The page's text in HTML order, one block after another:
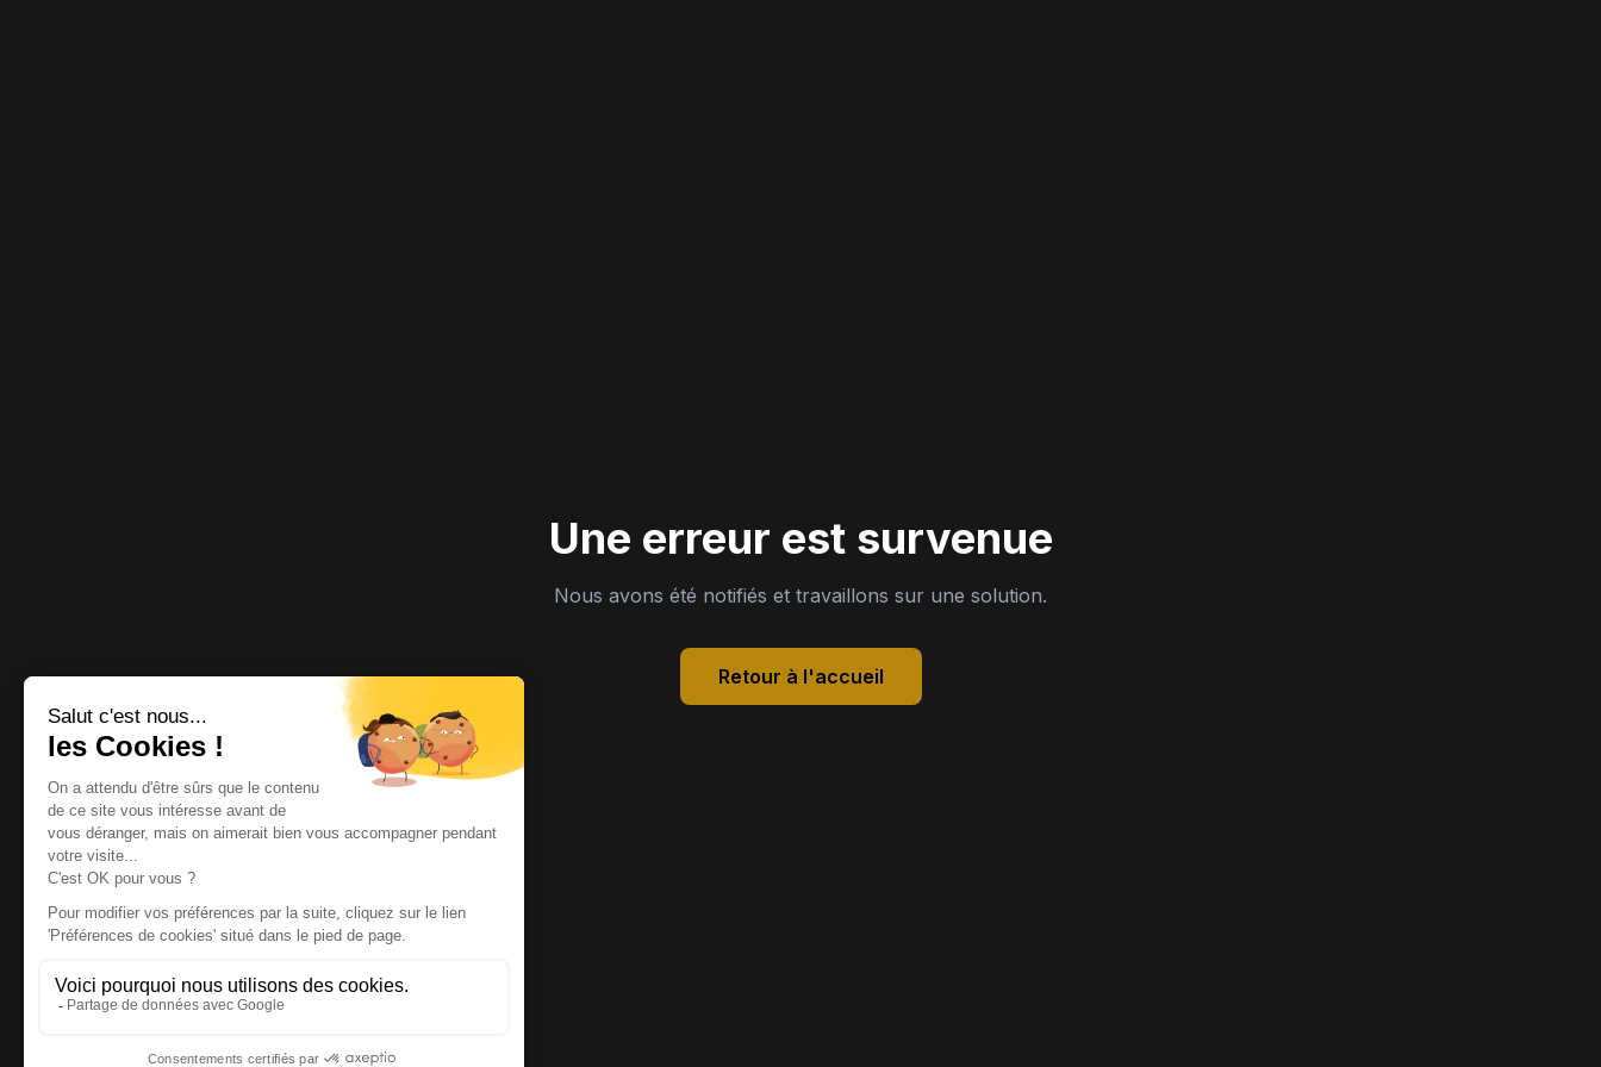
Une erreur est survenue
Nous avons été notifiés et travaillons sur une solution.
Retour à l'accueil